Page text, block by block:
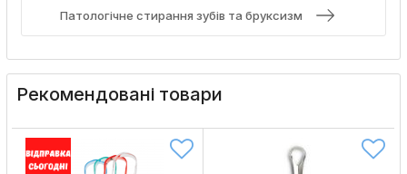
Патологічне стирання зубів та бруксизм
Рекомендовані товари